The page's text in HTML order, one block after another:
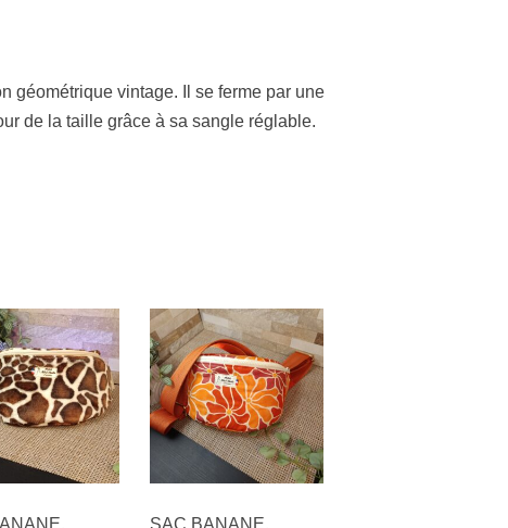
géométrique vintage. Il se ferme par une
de la taille grâce à sa sangle réglable.
SAC BANANE,